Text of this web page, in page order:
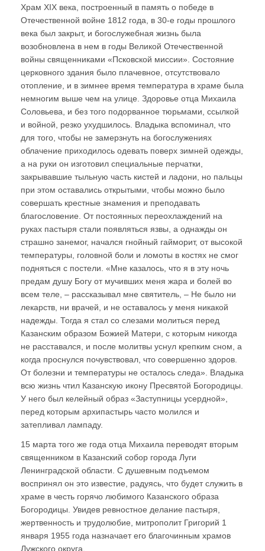
Храм XIX века, построенный в память о победе в
Отечественной войне 1812 года, в 30-е годы прошлого
века был закрыт, и богослужебная жизнь была
возобновлена в нем в годы Великой Отечественной
войны священниками «Псковской миссии». Состояние
церковного здания было плачевное, отсутствовало
отопление, и в зимнее время температура в храме была
немногим выше чем на улице. Здоровье отца Михаила
Соловьева, и без того подорванное тюрьмами, ссылкой
и войной, резко ухудшилось. Владыка вспоминал, что
для того, чтобы не замерзнуть на богослужениях
облачение приходилось одевать поверх зимней одежды,
а на руки он изготовил специальные перчатки,
закрывавшие тыльную часть кистей и ладони, но пальцы
при этом оставались открытыми, чтобы можно было
совершать крестные знамения и преподавать
благословение. От постоянных переохлаждений на
руках пастыря стали появляться язвы, а однажды он
страшно занемог, начался гнойный гайморит, от высокой
температуры, головной боли и ломоты в костях не смог
подняться с постели. «Мне казалось, что я в эту ночь
предам душу Богу от мучивших меня жара и болей во
всем теле, – рассказывал мне святитель, – Не было ни
лекарств, ни врачей, и не оставалось у меня никакой
надежды. Тогда я стал со слезами молиться перед
Казанским образом Божией Матери, с которым никогда
не расставался, и после молитвы уснул крепким сном, а
когда проснулся почувствовал, что совершенно здоров.
От болезни и температуры не осталось следа». Владыка
всю жизнь чтил Казанскую икону Пресвятой Богородицы.
У него был келейный образ «Заступницы усердной»,
перед которым архипастырь часто молился и
затепливал лампаду.
15 марта того же года отца Михаила переводят вторым
священником в Казанский собор города Луги
Ленинградской области. С душевным подъемом
воспринял он это известие, радуясь, что будет служить в
храме в честь горячо любимого Казанского образа
Богородицы. Увидев ревностное делание пастыря,
жертвенность и трудолюбие, митрополит Григорий 1
января 1955 года назначает его благочинным храмов
Лужского округа.